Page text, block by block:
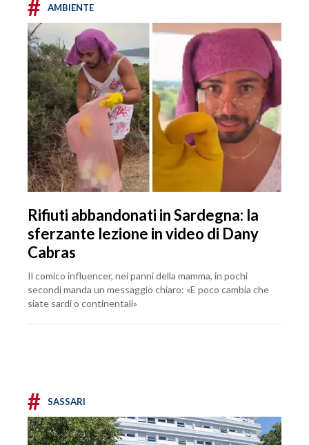
# AMBIENTE
Rifiuti abbandonati in Sardegna: la
sferzante lezione in video di Dany
Cabras
Il comico influencer, nei panni della mamma, in pochi
secondi manda un messaggio chiaro: «E poco cambia che
siate sardi o continentali»
# SASSARI